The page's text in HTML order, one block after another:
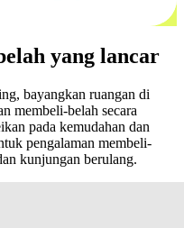
yang lancar
bayangkan ruangan di
membeli-belah secara
pada kemudahan dan
pengalaman membeli-
kunjungan berulang.